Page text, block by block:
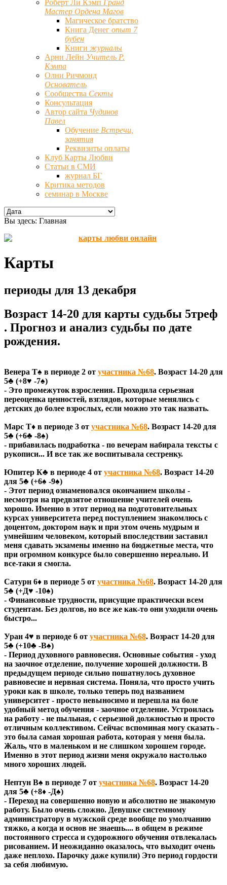
Роберт Ли Кэмп Гранд
Мастер Ордена Магов
Магическое братство
Книга Денег опыт 7
бубен
Книги журналы
Арни Лейн Учитель Р.
Кэмпа
Олни Ричмонд
Основатель
Сообщества Секты
Консультация
Автор сайта Чудинов
Павел
Обучение Встречи,
занятия
Реквизиты оплаты
Клуб Карты Любви
Статьи в СМИ
журнал БГ
Критика методов
семинар в Москве
Вы здесь: Главная
Карты
периоды для 13 декабря
Возраст 14-20 для карты судьбы 5треф
. Прогноз и анализ судьбы по дате
рождения.
Венера Т♠ в периоде 2 от участника №68. Возраст 14-20 для
5♣ (+8♥ -7♠)
- Это промежуток взросления. Проходила серьезная
переоценка ценностей, взглядов, которые менялись с
детских до более взрослых, если можно это так назвать.
Марс Т♦ в периоде 3 от участника №68. Возраст 14-20 для
5♣ (+6♣ -8♠)
- прибавилась подработка - по вечерам набирала тексты с
рукописи... И все так же воспитывала сестренку.
Юпитер К♣ в периоде 4 от участника №68. Возраст 14-20
для 5♣ (+6♠ -9♠)
- Этот период ознаменовался окончанием школы -
несмотря на предвзятое отношение учителей очень
хорошо. Именно в этот период на подготовительных
курсах университета перед поступлением знакомлюсь с
доцентом, доктором наук и при этом очень мудрым и
умнейшим человеком, который впоследствии заставил
меня сдавать экзамены именно на бюджетные места, что
при огромном конкурсе было совершенно нереально. И
все-таки я смогла.
Сатурн 6♦ в периоде 5 от участника №68. Возраст 14-20 для
5♣ (+Д♥ -10♠)
- Финансовые трудности, присущие практически всем
студентам. Без долгов, но все же как-то они уходили очень
быстро...
Уран 4♥ в периоде 6 от участника №68. Возраст 14-20 для
5♣ (+10♣ -В♠)
- Период духовного равновесия. Основные события - уход
на заочное отделение, получение хорошей должности. В
предыдущем периоде сильно пошатнулось духовное
равновесие и нервная система. Поняла, что просто учить
уроки как в школе, только теперь под названием
университет - просто невыносимо и перешла на боле
удобный метод обучения - заочное отделение. Устроилась
на работу - не пыльная, с серьезной должностью и просто
отличным коллективом. Сейчас вспоминая могу сказать -
это была самая хорошая работа, которая у меня была.
Жаль, что в маленьком и не слишком хорошем городе.
Именно в этот период жизни меня окружало настолько
много хороших людей.
Нептун В♠ в периоде 7 от участника №68. Возраст 14-20
для 5♣ (+8♦ -Д♠)
- Переход на совершенно новую и абсолютно не знакомую
работу. Было очень сложно. Девушке системному
администратору в мужской среде вообще по умолчанию
тяжко, а когда и основ не знаешь.... в общем в режиме
постоянного стресса и судорожного обучения отвлекалась
рисованием. И неожиданно оказалось, что выходит очень
даже неплохо. Парочку даже купили) Это период гордости
за себя любимую.